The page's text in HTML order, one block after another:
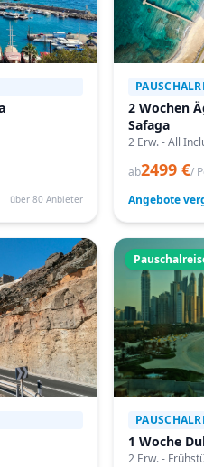
über 80 Anbieter
2 Wochen
Safaga
2 Erw. - All
ab2499 €/
Angebote
1 Woche
2 Erw. -